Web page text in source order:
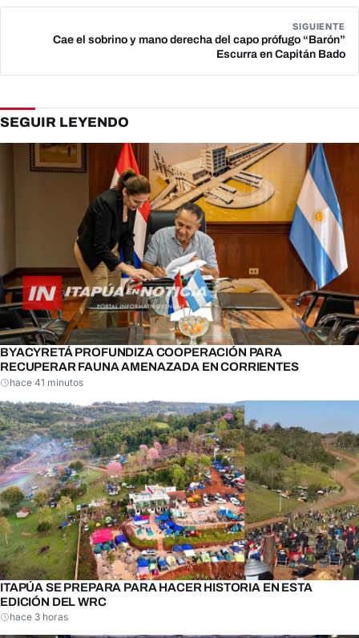
SIGUIENTE
Cae el sobrino y mano derecha del capo prófugo “Barón”
Escurra en Capitán Bado
SEGUIR LEYENDO
BYACYRETÁ PROFUNDIZA COOPERACIÓN PARA
RECUPERAR FAUNA AMENAZADA EN CORRIENTES
hace 41 minutos
ITAPÚA SE PREPARA PARA HACER HISTORIA EN ESTA
EDICIÓN DEL WRC
hace 3 horas